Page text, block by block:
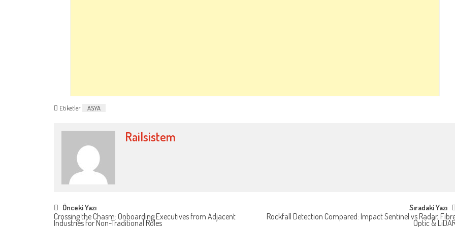
Etiketler ASYA
Railsistem
Post
Önceki Yazı
Crossing the Chasm: Onboarding Executives from Adjacent
Industries for Non-Traditional Roles
Sıradaki Yazı
Rockfall Detection Compared: Impact Sentinel vs Radar,
Optic &